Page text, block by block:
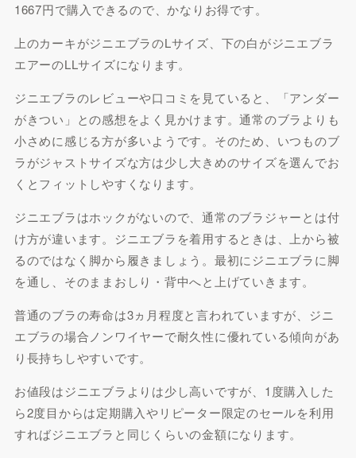
1667円で購入できるので、かなりお得です。
上のカーキがジニエブラのLサイズ、下の白がジニエブラ
エアーのLLサイズになります。
ジニエブラのレビューや口コミを見ていると、「アンダー
がきつい」との感想をよく見かけます。通常のブラよりも
小さめに感じる方が多いようです。そのため、いつものブ
ラがジャストサイズな方は少し大きめのサイズを選んでお
くとフィットしやすくなります。
ジニエブラはホックがないので、通常のブラジャーとは付
け方が違います。ジニエブラを着用するときは、上から被
るのではなく脚から履きましょう。最初にジニエブラに脚
を通し、そのままおしり・背中へと上げていきます。
普通のブラの寿命は3ヵ月程度と言われていますが、ジニ
エブラの場合ノンワイヤーで耐久性に優れている傾向があ
り長持ちしやすいです。
お値段はジニエブラよりは少し高いですが、1度購入した
ら2度目からは定期購入やリピーター限定のセールを利用
すればジニエブラと同じくらいの金額になります。